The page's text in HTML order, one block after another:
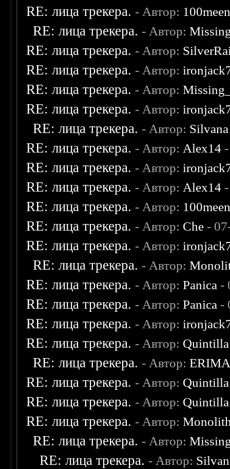
RE: лица трекера. - Автор:
RE: лица трекера. - Автор:
RE: лица трекера. - Автор:
RE: лица трекера. - Автор:
RE: лица трекера. - Автор:
RE: лица трекера. - Автор:
RE: лица трекера. - Автор: Silvana
RE: лица трекера. - Автор: Alex14
RE: лица трекера. - Автор:
RE: лица трекера. - Автор: Alex14
RE: лица трекера. - Автор:
RE: лица трекера. - Автор: Che -
RE: лица трекера. - Автор:
RE: лица трекера. - Автор:
RE: лица трекера. - Автор:Panica -
RE: лица трекера. - Автор:Panica -
RE: лица трекера. - Автор:
RE: лица трекера. - Автор: Quintilla
RE: лица трекера. - Автор:
RE: лица трекера. - Автор: Quintilla
RE: лица трекера. - Автор: Quintilla
RE: лица трекера. - Автор:
RE: лица трекера. - Автор:
RE: лица трекера. - Автор: